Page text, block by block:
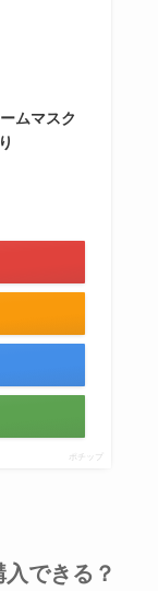
ムマスク
ポチップ
できる？